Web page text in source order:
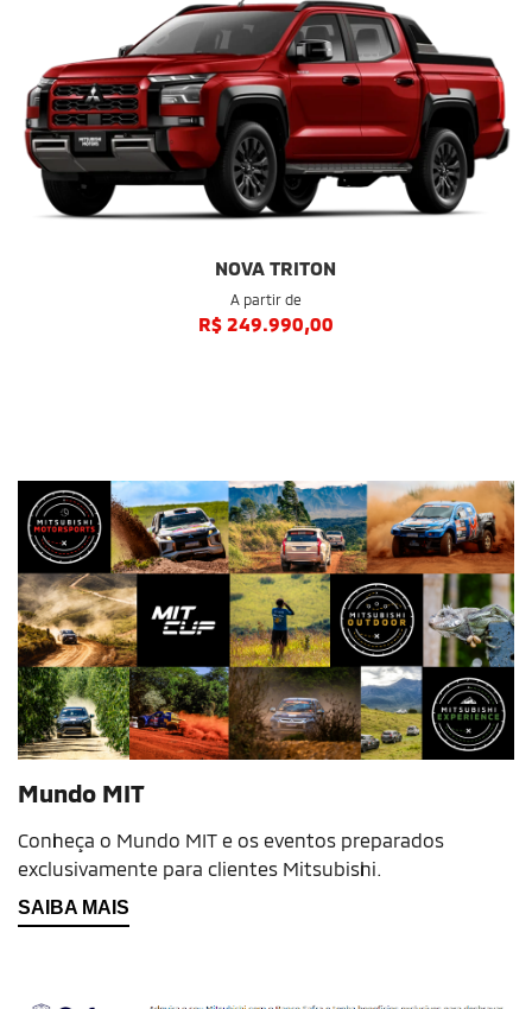
NOVA TRITON
A partir de
R$ 249.990,00
Mundo MIT
Conheça o Mundo MIT e os eventos preparados
exclusivamente para clientes Mitsubishi.
SAIBA MAIS